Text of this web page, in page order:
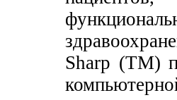
Sharp (TM)